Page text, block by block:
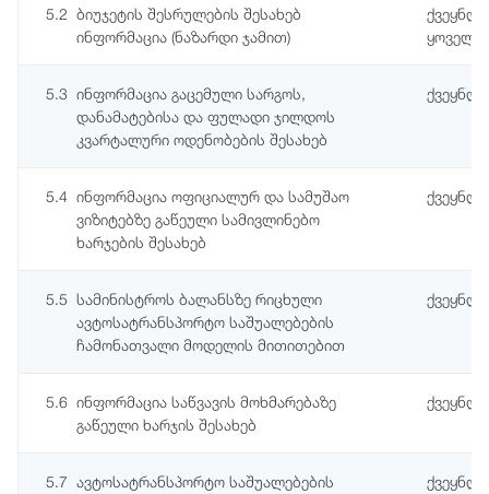
5.2 ბიუჯეტის შესრულების შესახებ
ინფორმაცია (ნაზარდი ჯამით)
5.3 ინფორმაცია გაცემული სარგოს,
დანამატებისა და ფულადი ჯილდოს
კვარტალური ოდენობების შესახებ
5.4 ინფორმაცია ოფიციალურ და სამუშაო
ვიზიტებზე გაწეული სამივლინებო
ხარჯების შესახებ
5.5 სამინისტროს ბალანსზე რიცხული
ავტოსატრანსპორტო საშუალებების
ჩამონათვალი მოდელის მითითებით
5.6 ინფორმაცია საწვავის მოხმარებაზე
გაწეული ხარჯის შესახებ
5.7 ავტოსატრანსპორტო საშუალებების